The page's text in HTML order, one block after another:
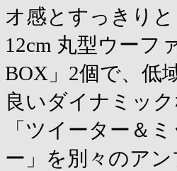
オ感とすっきり
12cm 丸型ウーフ
BOX」2個で、低
良いダイナミッ
「ツイーター＆
ー」を別々のア